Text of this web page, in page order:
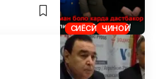
СИЁСӢ ҶИНОӢ